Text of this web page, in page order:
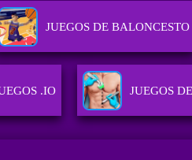
JUEGOS DE BALONCESTO
.IO JUEGOS